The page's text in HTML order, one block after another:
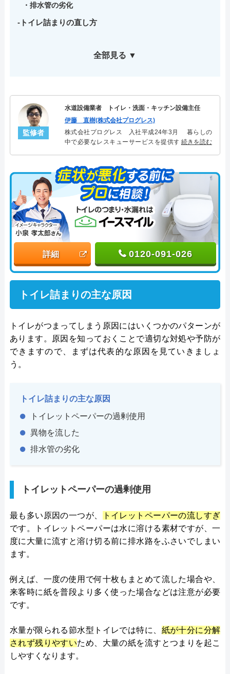
排水管の劣化
トイレ詰まりの直し方
全部見る ▼
監修者
水道設備業者 トイレ・洗面・キッチン設備主任
伊藤 直樹(株式会社プログレス)
株式会社プログレス 入社平成24年3月 暮らしの
中で必要なレスキューサービスを提供する株式会社
トイレ・洗面・キッチン関連のトラブルを解決。多
くのお客様に信頼される「トイレ・洗面・キッチ
ン」のスペシャリスト。
続きを読む
詳細 0120-091-026
トイレ詰まりの主な原因
トイレがつまってしまう原因にはいくつかのパターンが
あります。原因を知っておくことで適切な対処や予防が
できますので、まずは代表的な原因を見ていきましょ
う。
トイレ詰まりの主な原因
トイレットペーパーの過剰使用
異物を流した
排水管の劣化
トイレットペーパーの過剰使用
最も多い原因の一つが、
トイレットペーパーの流しすぎ
です。トイレットペーパーは水に溶ける素材ですが、一
度に大量に流すと溶け切る前に排水路をふさいでしまい
ます。
例えば、一度の使用で何十枚もまとめて流した場合や、
来客時に紙を普段より多く使った場合などは注意が必要
です。
水量が限られる節水型トイレでは特に、 紙が十分に分解
されず残りやすいため、大量の紙を流すとつまりを起こ
しやすくなります。